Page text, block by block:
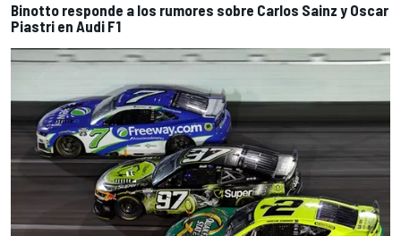
Binotto responde a los rumores sobre Carlos Sainz y Oscar
Piastri en Audi F1